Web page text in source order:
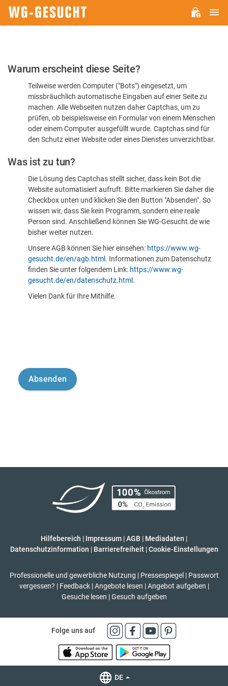
Bitte
dass
sind
Warum erscheint diese Seite?
Teilweise werden Computer ("Bots") eingesetzt, um
missbräuchlich automatische Eingaben auf einer Seite zu
machen. Alle Webseiten nutzen daher Captchas, um zu
prüfen, ob beispielsweise ein Formular von einem Menschen
oder einem Computer ausgefüllt wurde. Captchas sind für
den Schutz einer Website oder eines Dienstes unverzichtbar.
Was ist zu tun?
Die Lösung des Captchas stellt sicher, dass kein Bot die
Website automatisiert aufruft. Bitte markieren Sie daher die
Checkbox unten und klicken Sie den Button "Absenden". So
wissen wir, dass Sie kein Programm, sondern eine reale
Person sind. Anschließend können Sie WG-Gesucht.de wie
bisher weiter nutzen.
Unsere AGB können Sie hier einsehen: https://www.wg-
gesucht.de/en/agb.html . Informationen zum Datenschutz
finden Sie unter folgendem Link: https://www.wg-
gesucht.de/en/datenschutz.html .
Vielen Dank für Ihre Mithilfe.
Hilfebereich | Impressum |AGB | Mediadaten |
Datenschutzinformation | Barrierefreiheit | Cookie-Einstellungen
Professionelle und gewerbliche Nutzung | Pressespiegel | Passwort
vergessen? | Feedback | Angebote lesen | Angebot aufgeben |
Gesuche lesen | Gesuch aufgeben
Folge uns auf
DE